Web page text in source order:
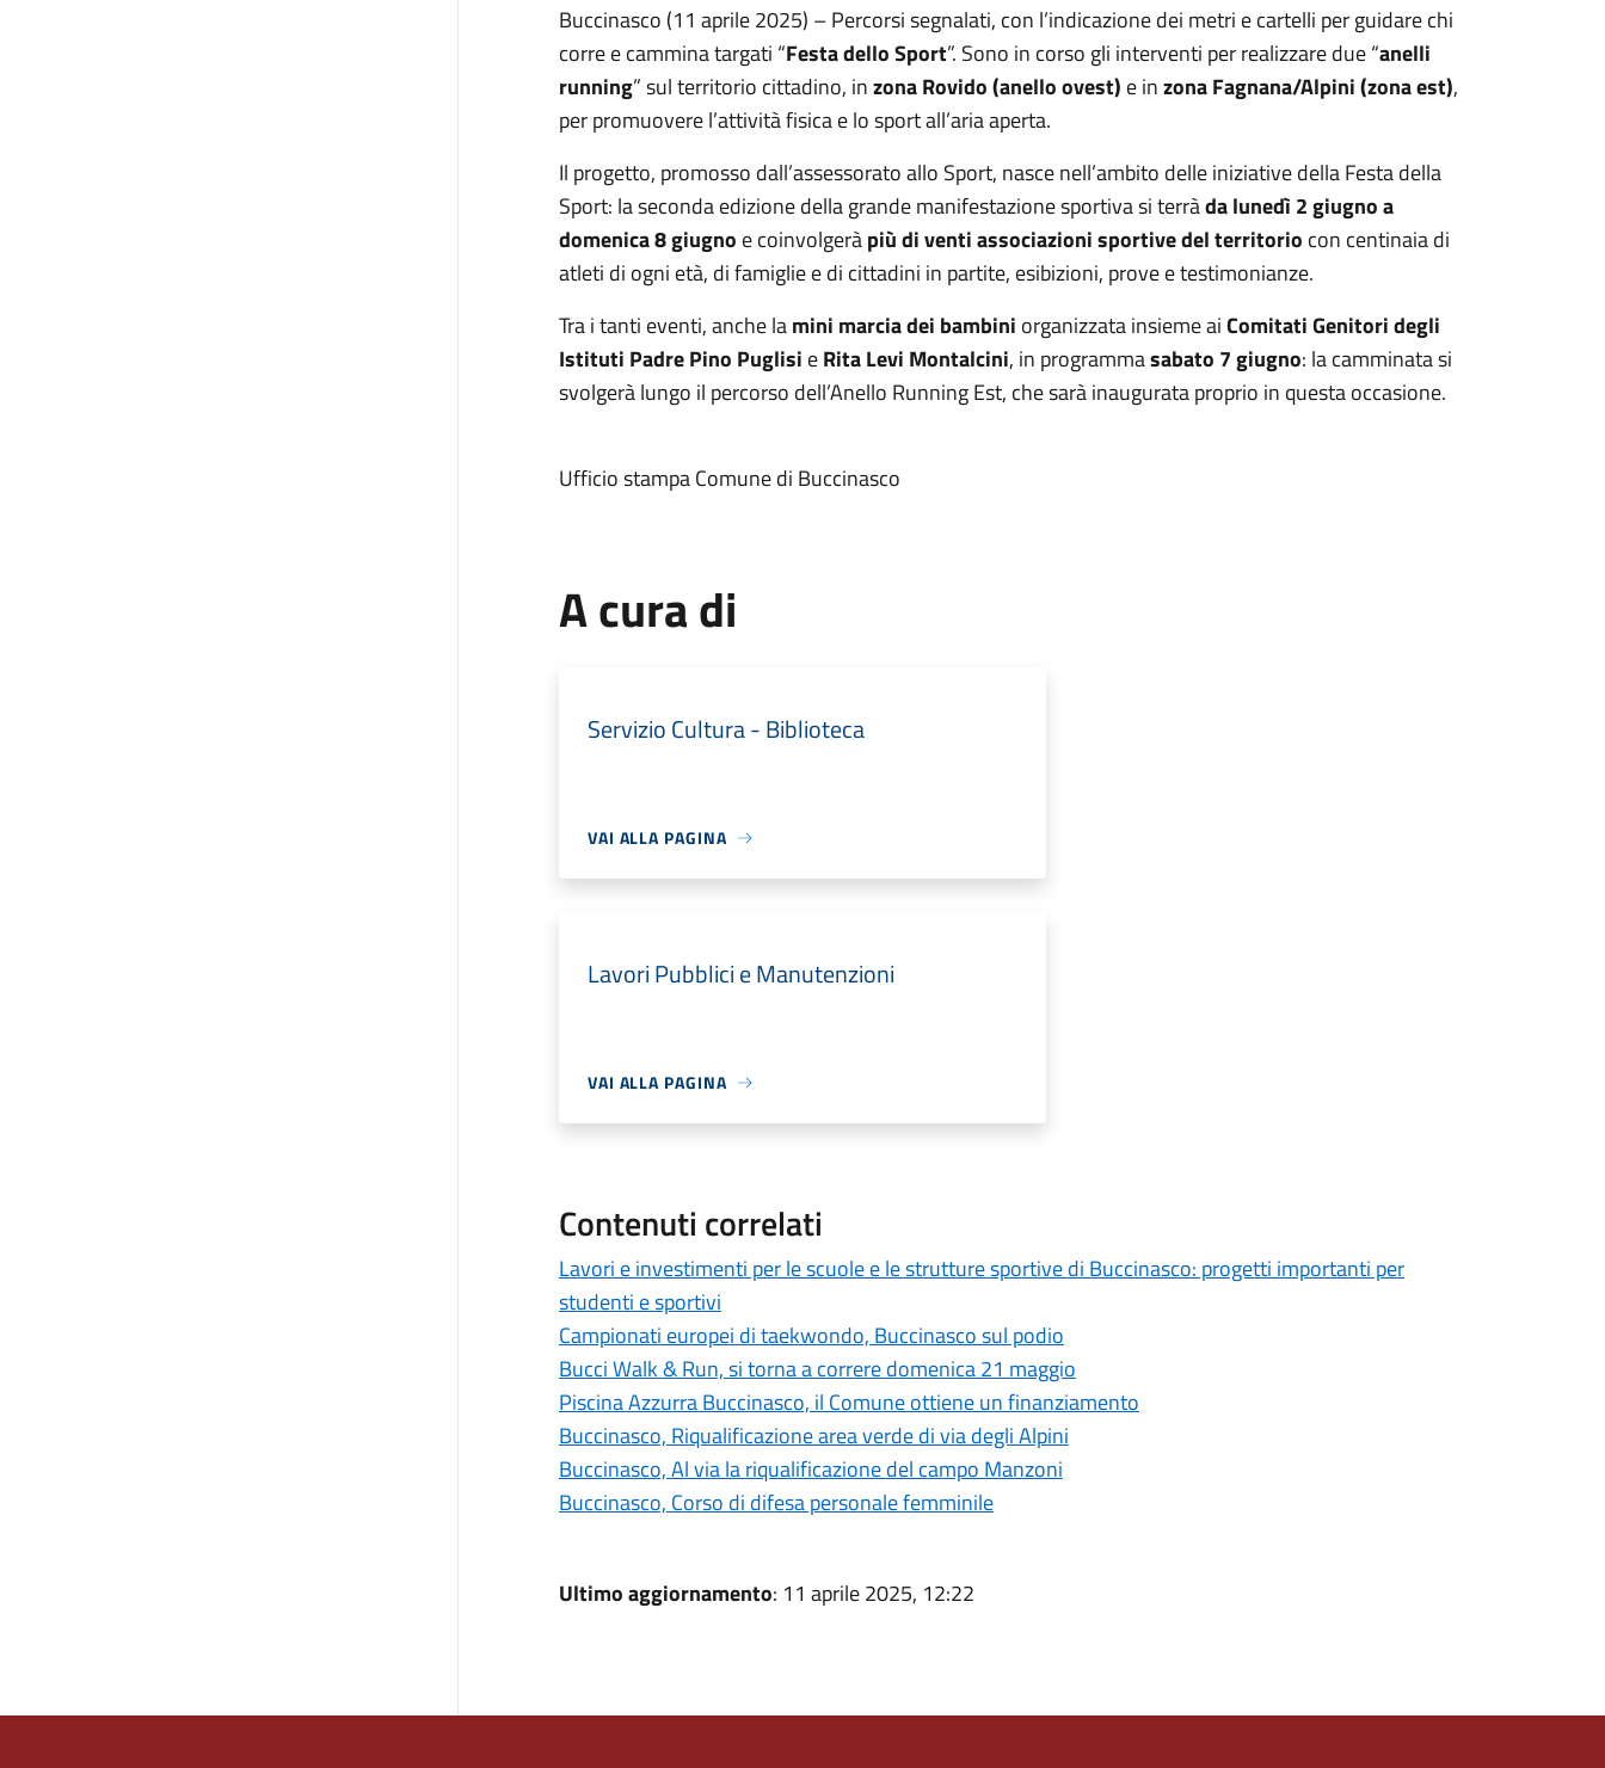
Buccinasco (11 aprile 2025) – Percorsi segnalati, con l’indicazione dei metri e cartelli per guidare chi
corre e cammina targati “Festa dello Sport”. Sono in corso gli interventi per realizzare due “anelli
running” sul territorio cittadino, inzona Rovido (anello ovest) e inzona Fagnana/Alpini (zona est),
per promuovere l’attività fisica e lo sport all’aria aperta.
Il progetto, promosso dall’assessorato allo Sport, nasce nell’ambito delle iniziative della Festa della
Sport: la seconda edizione della grande manifestazione sportiva si terràda lunedì 2 giugno a
domenica 8 giugno e coinvolgeràpiù di venti associazioni sportive del territorio con centinaia di
atleti di ogni età, di famiglie e di cittadini in partite, esibizioni, prove e testimonianze.
Tra i tanti eventi, anche lamini marcia dei bambini organizzata insieme aiComitati Genitori degli
Istituti Padre Pino Puglisi eRita Levi Montalcini, in programmasabato 7 giugno: la camminata si
svolgerà lungo il percorso dell’Anello Running Est, che sarà inaugurata proprio in questa occasione.
Ufficio stampa Comune di Buccinasco
A cura di
Servizio Cultura - Biblioteca
VAI ALLA PAGINA
Lavori Pubblici e Manutenzioni
VAI ALLA PAGINA
Contenuti correlati
Lavori e investimenti per le scuole e le strutture sportive di Buccinasco: progetti importanti per
studenti e sportivi
Campionati europei di taekwondo, Buccinasco sul podio
Bucci Walk & Run, si torna a correre domenica 21 maggio
Piscina Azzurra Buccinasco, il Comune ottiene un finanziamento
Buccinasco, Riqualificazione area verde di via degli Alpini
Buccinasco, Al via la riqualificazione del campo Manzoni
Buccinasco, Corso di difesa personale femminile
Ultimo aggiornamento: 11 aprile 2025, 12:22